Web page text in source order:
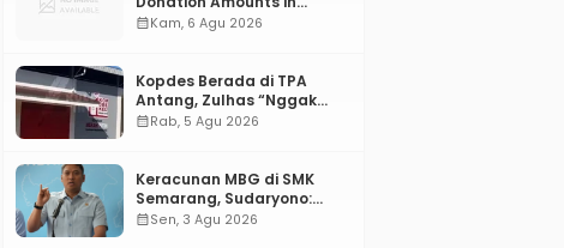
WordPress with Stripe
calendar_monthKam, 6 Agu 2026
Kopdes Berada di TPA
Antang, Zulhas “Nggak
ada Lahan!”
calendar_monthRab, 5 Agu 2026
Keracunan MBG di SMK
Semarang, Sudaryono:
“SPPG Harus Bertanggung
calendar_monthSen, 3 Agu 2026